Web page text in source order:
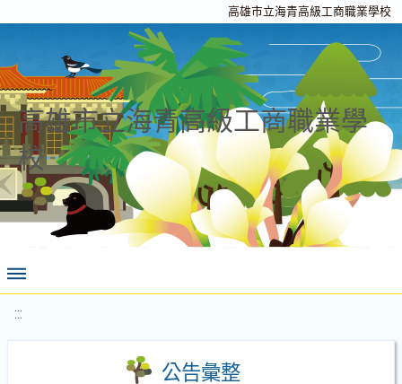
高雄市立海青高級工商職業學校
高雄市立海青高級工商職業學
校
:::
公告彙整